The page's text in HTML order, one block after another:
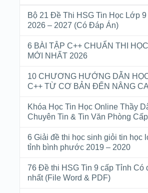
Bộ 21 Đề Thi HSG Tin Học Lớp
2026 – 2027 (Có Đáp Án)
6 BÀI TẬP C++ CHUẨN THI
MỚI NHẤT 2026
10 CHƯƠNG HƯỚNG DẪN
C++ TỪ CƠ BẢN ĐẾN NÂNG
Khóa Học Tin Học Online Thầy
Chuyên Tin & Tin Văn Phòng
6 Giải đề thi học sinh giỏi tin học
tỉnh bình phước 2019 – 2020
76 Đề thi HSG Tin 9 cấp Tỉnh Có
nhất (File Word & PDF)